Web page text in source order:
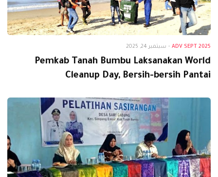
ADV SEPT 2025
- سبتمبر 24, 2025
Pemkab Tanah Bumbu Laksanakan World
Cleanup Day, Bersih-bersih Pantai